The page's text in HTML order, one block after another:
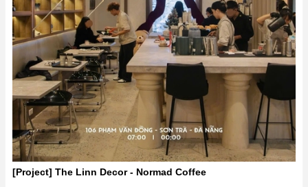
[Project] The Linn Decor - Normad Coffee